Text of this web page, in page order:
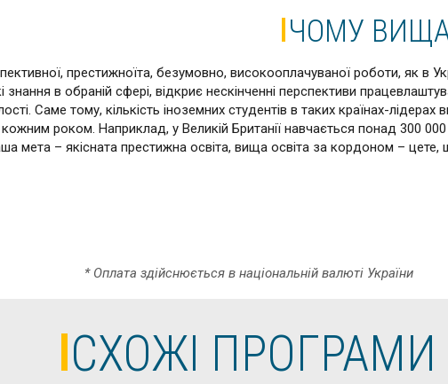
ЧОМУ ВИЩА
престижноїта, безумовно, високооплачуваної роботи, як в
в обраній сфері, відкриє нескінченні перспективи
Саме тому, кількість іноземних студентів в таких країнах-
роком. Наприклад, у Великій Британії навчається понад 300
мета – якісната престижна освіта, вища освіта за кордоном – цете,
* Оплата здійснюється в національній валюті України
СХОЖІ ПРОГРАМИ